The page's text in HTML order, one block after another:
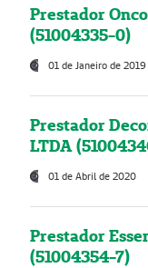
Prestador
(51004335-0)
01 de Janeiro de 2019
Prestador
LTDA
01 de Abril de 2020
Prestador
(51004354-7)